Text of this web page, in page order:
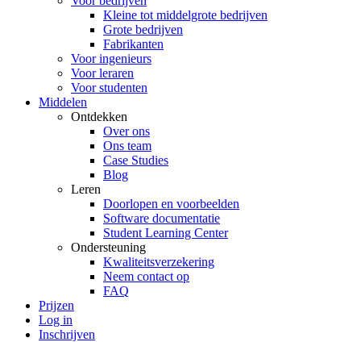
Kleine tot middelgrote bedrijven
Grote bedrijven
Fabrikanten
Voor ingenieurs
Voor leraren
Voor studenten
Middelen
Ontdekken
Over ons
Ons team
Case Studies
Blog
Leren
Doorlopen en voorbeelden
Software documentatie
Student Learning Center
Ondersteuning
Kwaliteitsverzekering
Neem contact op
FAQ
Prijzen
Log in
Inschrijven